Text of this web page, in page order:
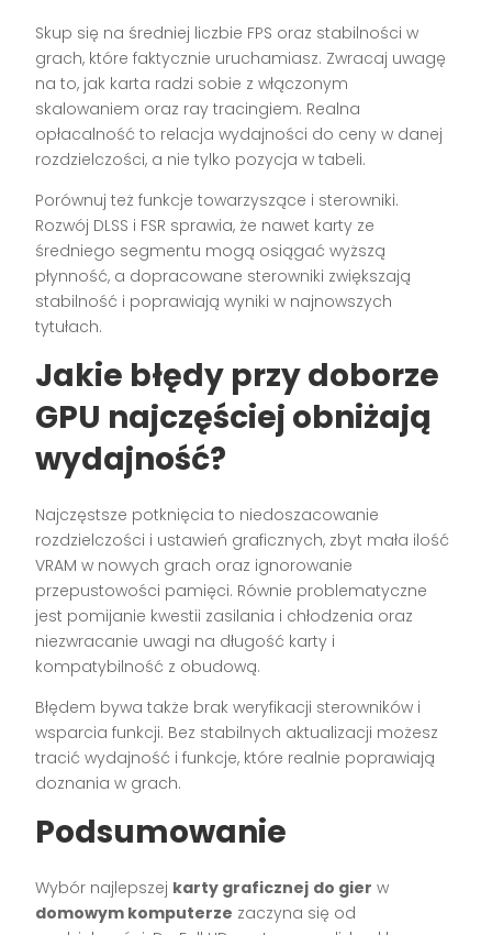
Skup się na średniej liczbie FPS oraz stabilności w
grach, które faktycznie uruchamiasz. Zwracaj uwagę
na to, jak karta radzi sobie z włączonym
skalowaniem oraz ray tracingiem. Realna
opłacalność to relacja wydajności do ceny w danej
rozdzielczości, a nie tylko pozycja w tabeli.
Porównuj też funkcje towarzyszące i sterowniki.
Rozwój DLSS i FSR sprawia, że nawet karty ze
średniego segmentu mogą osiągać wyższą
płynność, a dopracowane sterowniki zwiększają
stabilność i poprawiają wyniki w najnowszych
tytułach.
Jakie błędy przy doborze
GPU najczęściej obniżają
wydajność?
Najczęstsze potknięcia to niedoszacowanie
rozdzielczości i ustawień graficznych, zbyt mała ilość
VRAM w nowych grach oraz ignorowanie
przepustowości pamięci. Równie problematyczne
jest pomijanie kwestii zasilania i chłodzenia oraz
niezwracanie uwagi na długość karty i
kompatybilność z obudową.
Błędem bywa także brak weryfikacji sterowników i
wsparcia funkcji. Bez stabilnych aktualizacji możesz
tracić wydajność i funkcje, które realnie poprawiają
doznania w grach.
Podsumowanie
Wybór najlepszej karty graficznej do gier w
domowym komputerze zaczyna się od